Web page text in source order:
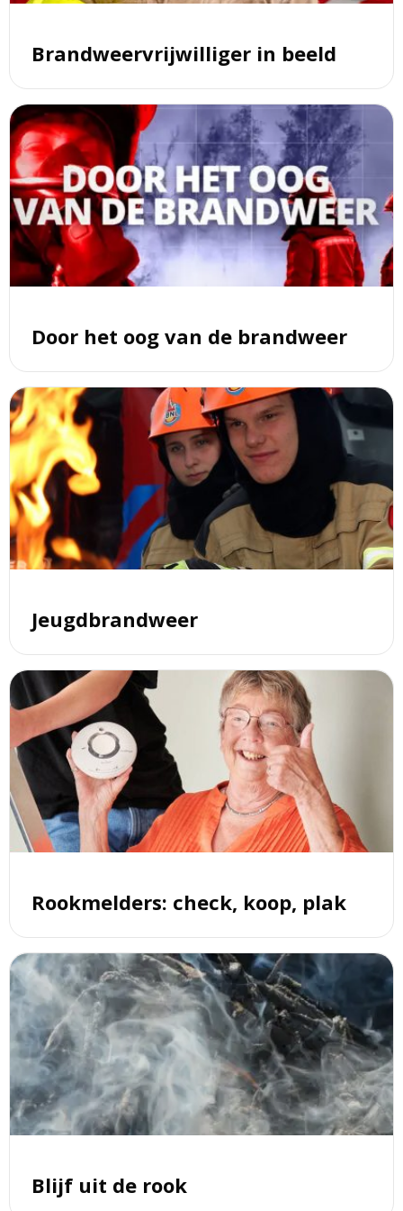
Brandweervrijwilliger in beeld
Door het oog van de brandweer
Lees
meer
over
Door
het
oog
van
de
brandweer
Jeugdbrandweer
Lees
meer
over
Jeugdbrandweer
Rookmelders: check, koop, plak
Lees
meer
over
Rookmelders:
check,
koop,
plak
Blijf uit de rook
Lees
meer
over
Blijf
uit
rook